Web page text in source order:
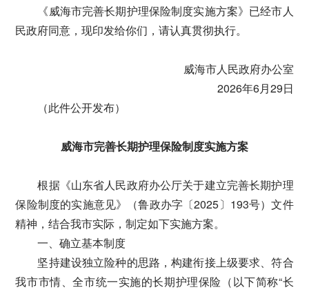
《威海市完善长期护理保险制度实施方案》已经市人
民政府同意，现印发给你们，请认真贯彻执行。
威海市人民政府办公室
2026年6月29日
（此件公开发布）
威海市完善长期护理保险制度实施方案
根据《山东省人民政府办公厅关于建立完善长期护理
保险制度的实施意见》（鲁政办字〔2025〕193号）文件
精神，结合我市实际，制定如下实施方案。
一、确立基本制度
坚持建设独立险种的思路，构建衔接上级要求、符合
我市市情、全市统一实施的长期护理保险（以下简称“长